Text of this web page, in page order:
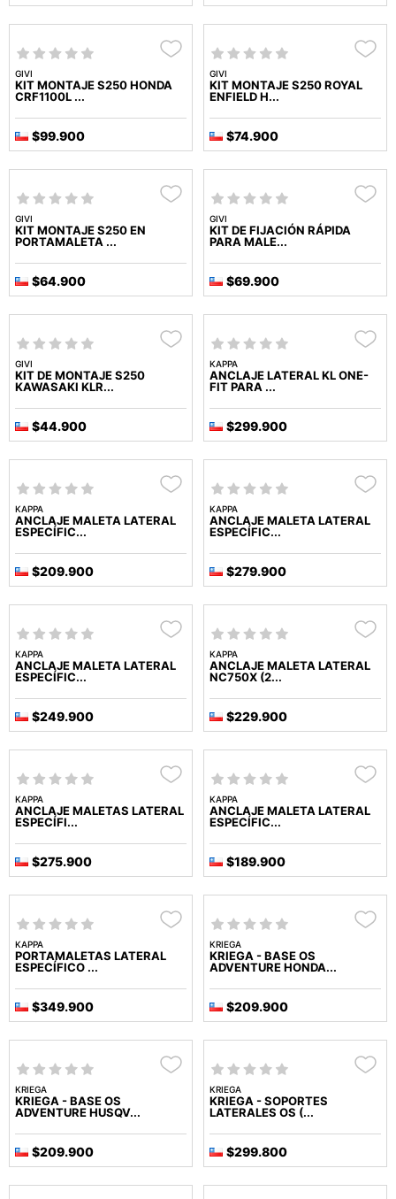
GIVI
KIT MONTAJE S250 HONDA
CRF1100L ...
$99.900
GIVI
KIT MONTAJE S250 ROYAL
ENFIELD H...
$74.900
GIVI
KIT MONTAJE S250 EN
PORTAMALETA ...
$64.900
GIVI
KIT DE FIJACIÓN RÁPIDA
PARA MALE...
$69.900
GIVI
KIT DE MONTAJE S250
KAWASAKI KLR...
$44.900
KAPPA
ANCLAJE LATERAL KL ONE-
FIT PARA ...
$299.900
KAPPA
ANCLAJE MALETA LATERAL
ESPECÍFIC...
$209.900
KAPPA
ANCLAJE MALETA LATERAL
ESPECÍFIC...
$279.900
KAPPA
ANCLAJE MALETA LATERAL
ESPECÍFIC...
$249.900
KAPPA
ANCLAJE MALETA LATERAL
NC750X (2...
$229.900
KAPPA
ANCLAJE MALETAS LATERAL
ESPECÍFI...
$275.900
KAPPA
ANCLAJE MALETA LATERAL
ESPECÍFIC...
$189.900
KAPPA
PORTAMALETAS LATERAL
ESPECÍFICO ...
$349.900
KRIEGA
KRIEGA - BASE OS
ADVENTURE HONDA...
$209.900
KRIEGA
KRIEGA - BASE OS
ADVENTURE HUSQV...
$209.900
KRIEGA
KRIEGA - SOPORTES
LATERALES OS (...
$299.800